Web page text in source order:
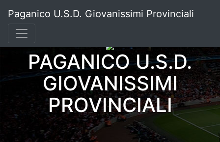
Paganico U.S.D. Giovanissimi Provinciali
PAGANICO U.S.D.
GIOVANISSIMI
PROVINCIALI